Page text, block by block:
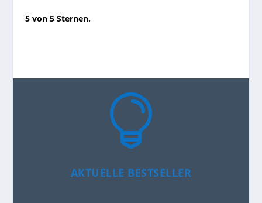
5 von 5 Sternen.

AKTUELLE BESTSELLER